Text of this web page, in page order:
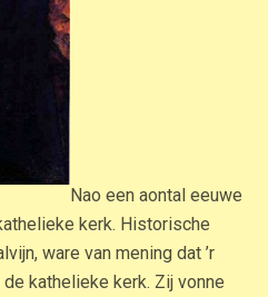
Nao een aontal eeuwe
kerk. Historische
ware van mening dat ’r
kathelieke kerk. Zij vonne